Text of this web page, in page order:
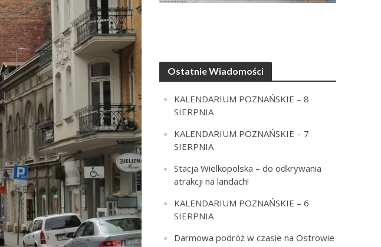
Ostatnie Wiadomości
KALENDARIUM POZNAŃSKIE – 8
SIERPNIA
KALENDARIUM POZNAŃSKIE – 7
SIERPNIA
Stacja Wielkopolska – do odkrywania
atrakcji na landach!
KALENDARIUM POZNAŃSKIE – 6
SIERPNIA
Darmowa podróż w czasie na Ostrowie